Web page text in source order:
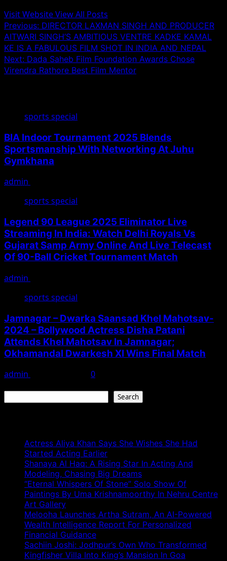
Visit WebsiteView All Posts
Post
navigation
Previous: DIRECTOR LAXMAN SINGH AND PRODUCER
AITWARI SINGH’S AMBITIOUS VENTRE KADKE KAMAL
KE IS A FABULOUS FILM SHOT IN INDIA AND NEPAL
Next: Dada Saheb Film Foundation Awards Chose
Virendra Rathore Best Film Mentor
sports special
BIA Indoor Tournament 2025 Blends
Sportsmanship With Networking At Juhu
Gymkhana
admin
sports special
Legend 90 League 2025 Eliminator Live
Streaming In India: Watch Delhi Royals Vs
Gujarat Samp Army Online And Live Telecast
Of 90-Ball Cricket Tournament Match
admin
sports special
Jamnagar – Dwarka Saansad Khel Mahotsav-
2024 – Bollywood Actress Disha Patani
Attends Khel Mahotsav In Jamnagar;
Okhamandal Dwarkesh XI Wins Final Match
admin 0
Search
Actress Aliya Khan Says She Wishes She Had
Started Acting Earlier
Shanaya Al Haq: A Rising Star In Acting And
Modeling, Chasing Big Dreams
“Eternal Whispers Of Stone” Solo Show Of
Paintings By Uma Krishnamoorthy In Nehru Centre
Art Gallery
Melooha Launches Artha Sutram, An AI-Powered
Wealth Intelligence Report For Personalized
Financial Guidance
Sachiin Joshi: Jodhpur’s Own Who Transformed
Kingfisher Villa Into King’s Mansion In Goa